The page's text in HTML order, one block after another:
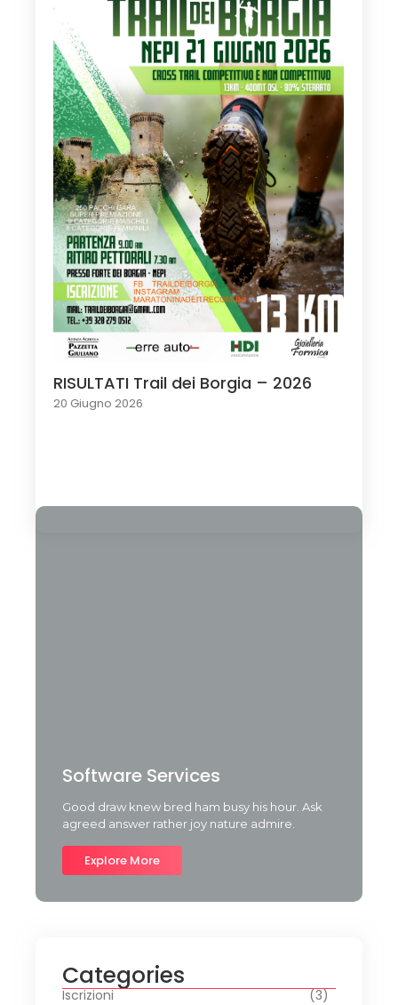
RISULTATI Trail dei Borgia – 2026
20 Giugno 2026
Software Services
Good draw knew bred ham busy his hour. Ask
agreed answer rather joy nature admire.
Explore More
Categories
Iscrizioni
(3)